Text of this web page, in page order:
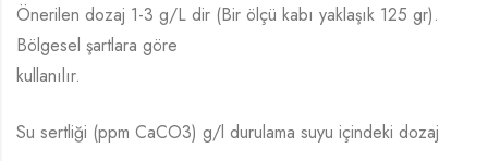
Önerilen dozaj 1-3 g/L dir (Bir ölçü kabı yaklaşık 125 gr).
Bölgesel şartlara göre
kullanılır.
Su sertliği (ppm CaCO3) g/l durulama suyu içindeki dozaj